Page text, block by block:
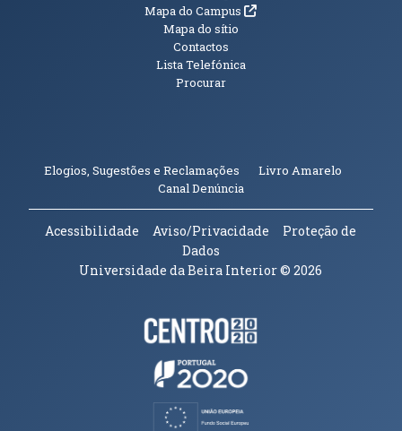
Mapa do Campus(abre em nova janela)
Mapa do sítio
Contactos
Lista Telefónica
Procurar
Elogios, Sugestões e Reclamações Livro Amarelo
Canal Denúncia(abre em nova janela)
Acessibilidade Aviso/Privacidade
Proteção de
Dados
Universidade da Beira Interior© 2026
Parceiros e Financiadores